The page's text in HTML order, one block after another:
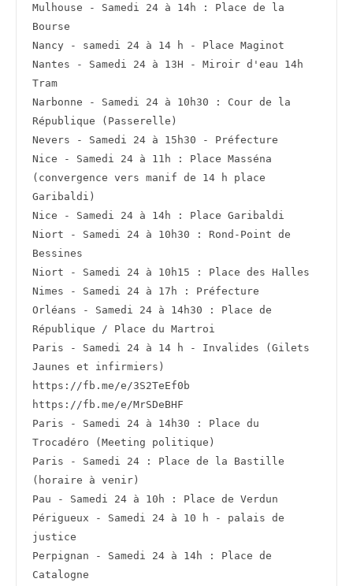
Mulhouse - Samedi 24 à 14h : Place de la
Bourse
Nancy - samedi 24 à 14 h - Place Maginot
Nantes - Samedi 24 à 13H - Miroir d'eau 14h
Tram
Narbonne - Samedi 24 à 10h30 : Cour de la
République (Passerelle)
Nevers - Samedi 24 à 15h30 - Préfecture
Nice - Samedi 24 à 11h : Place Masséna
(convergence vers manif de 14 h place
Garibaldi)
Nice - Samedi 24 à 14h : Place Garibaldi
Niort - Samedi 24 à 10h30 : Rond-Point de
Bessines
Niort - Samedi 24 à 10h15 : Place des Halles
Nimes - Samedi 24 à 17h : Préfecture
Orléans - Samedi 24 à 14h30 : Place de
République / Place du Martroi
Paris - Samedi 24 à 14 h - Invalides (Gilets
Jaunes et infirmiers)
https://fb.me/e/3S2TeEf0b
https://fb.me/e/MrSDeBHF
Paris - Samedi 24 à 14h30 : Place du
Trocadéro (Meeting politique)
Paris - Samedi 24 : Place de la Bastille
(horaire à venir)
Pau - Samedi 24 à 10h : Place de Verdun
Périgueux - Samedi 24 à 10 h - palais de
justice
Perpignan - Samedi 24 à 14h : Place de
Catalogne